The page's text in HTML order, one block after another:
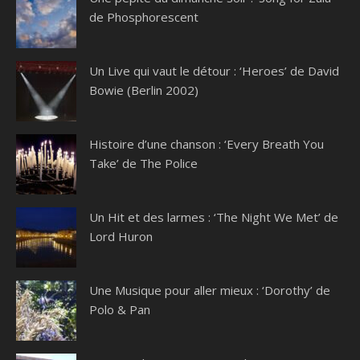
de Phosphorescent
Un Live qui vaut le détour : ‘Heroes’ de David
Bowie (Berlin 2002)
Histoire d’une chanson : ‘Every Breath You
Take’ de The Police
Un Hit et des larmes : ‘The Night We Met’ de
Lord Huron
Une Musique pour aller mieux : ‘Dorothy’ de
Polo & Pan